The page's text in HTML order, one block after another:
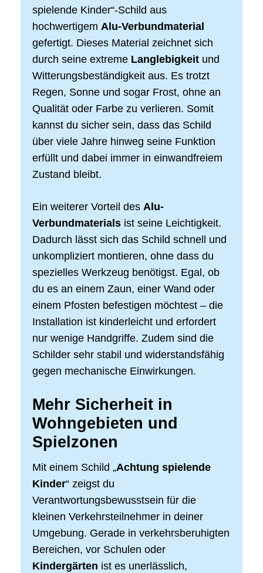
spielende Kinder“-Schild aus
hochwertigem Alu-Verbundmaterial
gefertigt. Dieses Material zeichnet sich
durch seine extreme Langlebigkeit und
Witterungsbeständigkeit aus. Es trotzt
Regen, Sonne und sogar Frost, ohne an
Qualität oder Farbe zu verlieren. Somit
kannst du sicher sein, dass das Schild
über viele Jahre hinweg seine Funktion
erfüllt und dabei immer in einwandfreiem
Zustand bleibt.
Ein weiterer Vorteil des Alu-
Verbundmaterials ist seine Leichtigkeit.
Dadurch lässt sich das Schild schnell und
unkompliziert montieren, ohne dass du
spezielles Werkzeug benötigst. Egal, ob
du es an einem Zaun, einer Wand oder
einem Pfosten befestigen möchtest – die
Installation ist kinderleicht und erfordert
nur wenige Handgriffe. Zudem sind die
Schilder sehr stabil und widerstandsfähig
gegen mechanische Einwirkungen.
Mehr Sicherheit in
Wohngebieten und
Spielzonen
Mit einem Schild „Achtung spielende
Kinder“ zeigst du
Verantwortungsbewusstsein für die
kleinen Verkehrsteilnehmer in deiner
Umgebung. Gerade in verkehrsberuhigten
Bereichen, vor Schulen oder
Kindergärten ist es unerlässlich,